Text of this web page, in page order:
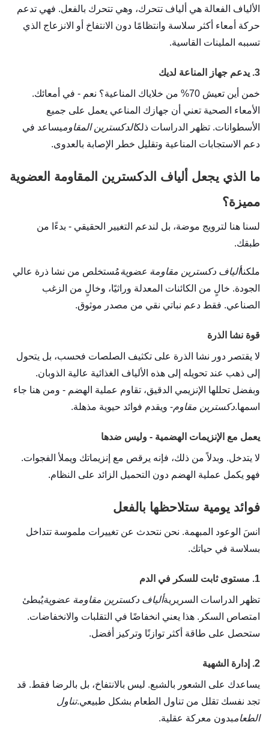
الألياف الفعالة هي ألياف تتحرك، وهي تتحرك بالفعل. فهي تدعم
حركة أمعاء أكثر سلاسة وانتظامًا دون الانتفاخ أو الانزعاج الذي
تسببه الملينات القاسية.
3. يدعم جهاز المناعة لديك
خمن أين تعيش 70% من خلاياك المناعية؟ نعم - في أمعائك.
الأمعاء الصحية تعني أن جهازك المناعي يعمل على جميع
الأسطوانات. تظهر الدراسات ذلكالدكسترين المقاوميساعد في
دعم الاستجابات المناعية وتقليل خطر الإصابة بالعدوى.
ما الذي يجعل ألياف الدكسترين المقاومة العضوية
مميزة؟
لسنا هنا لترويج موضة، بل لندعم التغيير الحقيقي - بدءًا من
طبقك.
ملكناألياف دكسترين مقاومة عضويةمُستخلص من نشا ذرة عالي
الجودة. خالٍ من الكائنات المعدلة وراثيًا، وخالٍ من الزغب
الصناعي. فقط دعم نباتي نقي من مصدر موثوق.
قوة نشا الذرة
لا يقتصر دور نشا الذرة على تكثيف الصلصات فحسب، بل يتحول
إلى ذهب عند تحويله إلى هذه الألياف الغذائية عالية الذوبان.
وبفضل تحللها الإنزيمي الدقيق، تقاوم عملية الهضم - ومن هنا جاء
اسمها.دكسترين مقاوم- ويقدم فوائد حيوية مذهلة.
يعمل مع الإنزيمات الهضمية - وليس ضدها
لا يتدخل. وبدلاً من ذلك، فإنه يرقص مع إنزيماتك ويملأ الفجوات.
فهو يكمل عملية الهضم دون التحميل الزائد على النظام.
فوائد يومية ستلاحظها بالفعل
انسَ الوعود المبهمة. نحن نتحدث عن تغييرات ملموسة تتداخل
بسلاسة في حياتك.
1. مستوى ثابت للسكر في الدم
تظهر الدراسات السريريةألياف دكسترين مقاومة عضويةيُبطئ
امتصاص السكر. هذا يعني انخفاضًا في التقلبات والانخفاضات.
ستحصل على طاقة أكثر توازنًا وتركيز أفضل.
2. إدارة الشهية
يساعدك على الشعور بالشبع. ليس بالانتفاخ، بل بالرضا فقط. قد
تجد نفسك تقلل من تناول الطعام بشكل طبيعي.تناول
الطعامبدون معركة عقلية.